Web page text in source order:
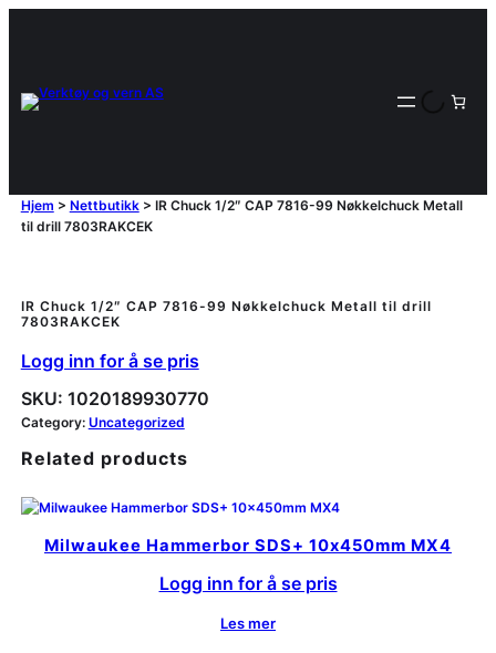
Hjem > Nettbutikk> IR Chuck 1/2″ CAP 7816-99 Nøkkelchuck Metall
til drill 7803RAKCEK
IR Chuck 1/2″ CAP 7816-99 Nøkkelchuck Metall til drill
7803RAKCEK
Logg inn for å se pris
SKU: 1020189930770
Category: Uncategorized
Related products
Milwaukee Hammerbor SDS+ 10x450mm MX4
Logg inn for å se pris
Les mer